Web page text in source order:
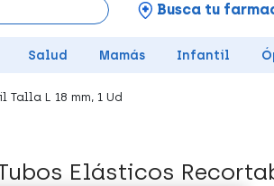
Busca tu
Salud Mamás Infantil
L 18 mm, 1 Ud
Elásticos